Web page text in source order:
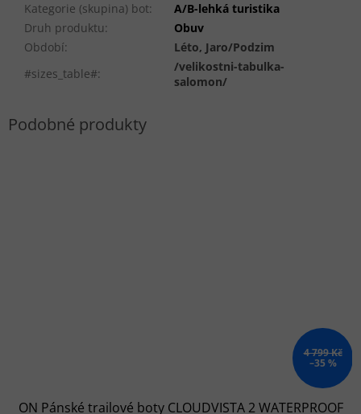
Kategorie (skupina) bot:
A/B-lehká turistika
Druh produktu:
Obuv
Období:
Léto, Jaro/Podzim
#sizes_table#:
/velikostni-tabulka-
salomon/
4 799 Kč
–35 %
ON Pánské trailové boty CLOUDVISTA 2 WATERPROOF